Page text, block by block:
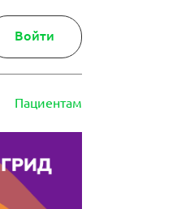
Войти
Пациентам